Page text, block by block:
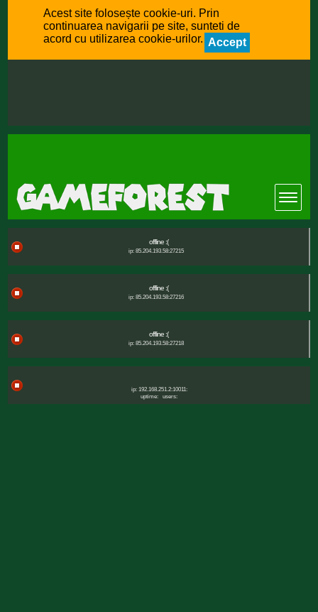
Acest site folosește cookie-uri. Prin
continuarea navigarii pe site, sunteti de
acord cu utilizarea cookie-urilor. Accept
offline :(
ip: 85.204.193.58:27215
offline :(
ip: 85.204.193.58:27216
offline :(
ip: 85.204.193.58:27218
ip: 192.168.251.2:10011:
uptime:
users: